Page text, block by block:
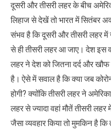
दूसरी और तीसरी लहर के बीच
लिहाज से देखें तो भारत में सितंबर
संभव है कि दूसरी और तीसरी लहर में
से ही तीसरी लहर आ जाए। देश इस
लहर ने देश को जितना दर्द और
है। ऐसे में सवाल है कि क्या जब
होगी? क्योंकि तीसरी लहर ने
लहर से ज्यादा वहां मौतें तीसरी
जैसा व्यवहार किया तो मुमकिन है